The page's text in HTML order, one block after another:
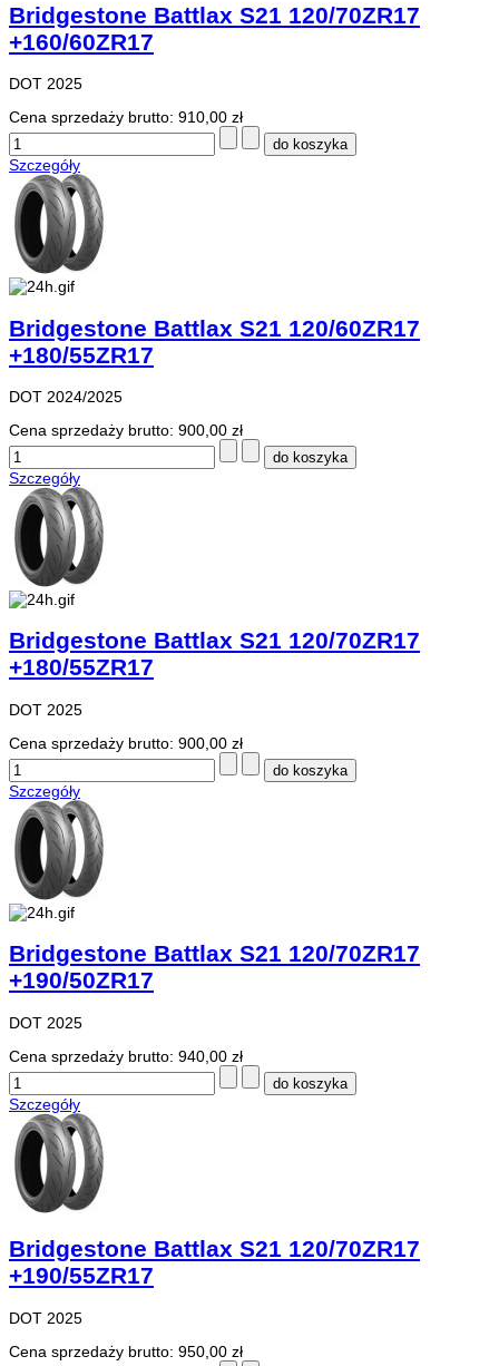
Bridgestone Battlax S21 120/70ZR17
+160/60ZR17
DOT 2025
Cena sprzedaży brutto: 910,00 zł
Szczegóły
Bridgestone Battlax S21 120/60ZR17
+180/55ZR17
DOT 2024/2025
Cena sprzedaży brutto: 900,00 zł
Szczegóły
Bridgestone Battlax S21 120/70ZR17
+180/55ZR17
DOT 2025
Cena sprzedaży brutto: 900,00 zł
Szczegóły
Bridgestone Battlax S21 120/70ZR17
+190/50ZR17
DOT 2025
Cena sprzedaży brutto: 940,00 zł
Szczegóły
Bridgestone Battlax S21 120/70ZR17
+190/55ZR17
DOT 2025
Cena sprzedaży brutto: 950,00 zł